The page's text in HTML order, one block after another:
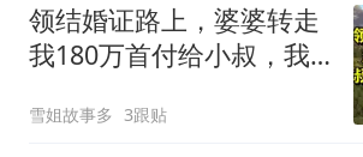
领结婚证路上，婆婆转走
我180万首付给小叔，我
雪姐故事多 3跟贴